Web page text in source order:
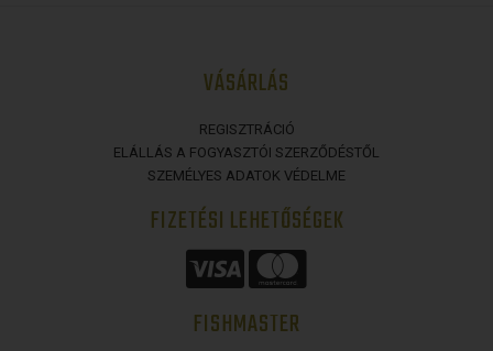
VÁSÁRLÁS
REGISZTRÁCIÓ
ELÁLLÁS A FOGYASZTÓI SZERZŐDÉSTŐL
SZEMÉLYES ADATOK VÉDELME
FIZETÉSI LEHETŐSÉGEK
FISHMASTER